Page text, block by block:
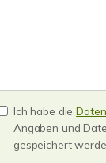
Ich habe die
Angaben und
gespeichert